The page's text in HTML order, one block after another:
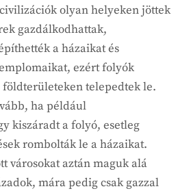
olyan helyeken jöttek
gazdálkodhattak,
a házaikat és
ezért folyók
telepedtek le.
ha például
kiszáradt a folyó, esetleg
rombolták le a házaikat.
városokat aztán maguk alá
mára pedig csak gazzal